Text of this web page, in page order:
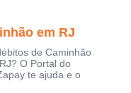
em RJ
de Caminhão
O Portal do
te ajuda e o